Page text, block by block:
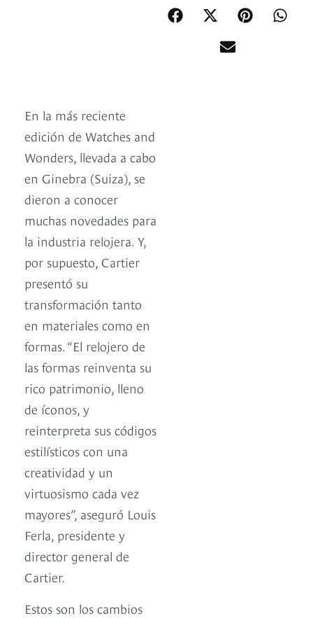
En la más reciente
edición de Watches and
Wonders, llevada a cabo
en Ginebra (Suiza), se
dieron a conocer
muchas novedades para
la industria relojera. Y,
por supuesto, Cartier
presentó su
transformación tanto
en materiales como en
formas. “El relojero de
las formas reinventa su
rico patrimonio, lleno
de íconos, y
reinterpreta sus códigos
estilísticos con una
creatividad y un
virtuosismo cada vez
mayores”, aseguró Louis
Ferla, presidente y
director general de
Cartier.
Estos son los cambios